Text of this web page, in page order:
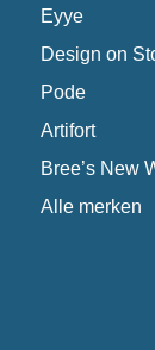
Eyye
Design on
Pode
Artifort
Bree’s New
Alle merken